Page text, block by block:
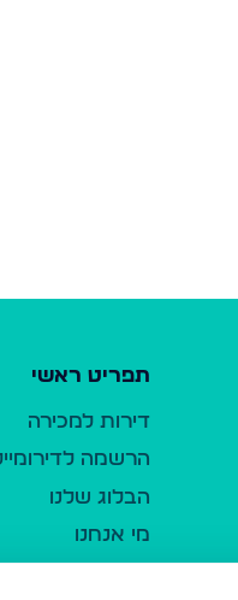
תפריט ראשי
דירות למכירה
הרשמה
הבלוג שלנו
מי אנחנו